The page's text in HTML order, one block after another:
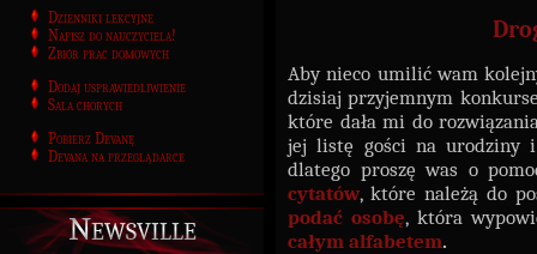
Dzienniki lekcyjne
Napisz do nauczyciela!
Zbiór prac domowych
Dodaj usprawiedliwienie
Sala chorych
Pobierz Devanę
Devana na przeglądarce
Newsville
Aby nieco umilić wam
dzisiaj przyjemnym
które dała mi do
jej listę gości na urodziny
dlatego proszę was o
cytatów, które należą do
podać osobę, która
całym alfabetem.